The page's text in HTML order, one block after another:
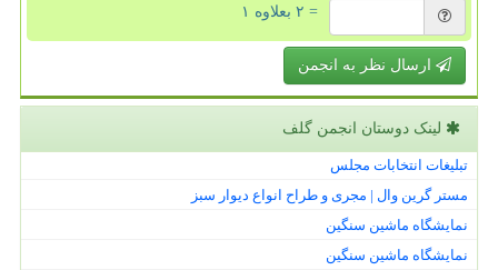
= ۲ بعلاوه ۱
ارسال نظر به انجمن
لینک دوستان انجمن گلف
تبلیغات انتخابات مجلس
مستر گرین وال | مجری و طراح انواع دیوار سبز
نمایشگاه ماشین سنگین
نمایشگاه ماشین سنگین